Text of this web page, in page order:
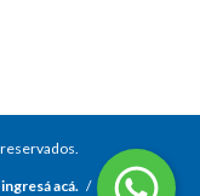
ingresá acá. / Botón de